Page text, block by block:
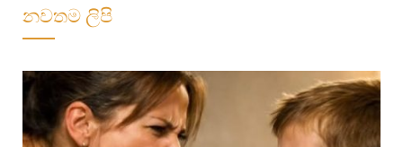
නවතම ලිපි